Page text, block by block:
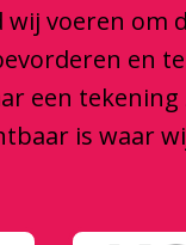
wij voeren om
en
een
is waar